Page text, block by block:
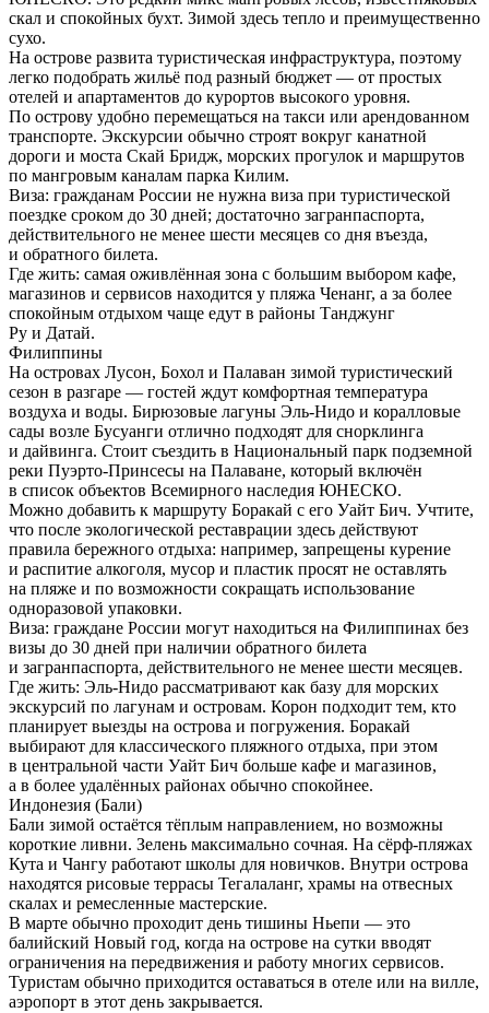
скал и спокойных бухт. Зимой здесь тепло и преимущественно
сухо.
На острове развита туристическая инфраструктура, поэтому
легко подобрать жильё под разный бюджет — от простых
отелей и апартаментов до курортов высокого уровня.
По острову удобно перемещаться на такси или арендованном
транспорте. Экскурсии обычно строят вокруг канатной
дороги и моста Скай Бридж, морских прогулок и маршрутов
по мангровым каналам парка Килим.
Виза: гражданам России не нужна виза при туристической
поездке сроком до 30 дней; достаточно загранпаспорта,
действительного не менее шести месяцев со дня въезда,
и обратного билета.
Где жить: самая оживлённая зона с большим выбором кафе,
магазинов и сервисов находится у пляжа Ченанг, а за более
спокойным отдыхом чаще едут в районы Танджунг
Ру и Датай.
Филиппины
На островах Лусон, Бохол и Палаван зимой туристический
сезон в разгаре — гостей ждут комфортная температура
воздуха и воды. Бирюзовые лагуны Эль-Нидо и коралловые
сады возле Бусуанги отлично подходят для снорклинга
и дайвинга. Стоит съездить в Национальный парк подземной
реки Пуэрто-Принсесы на Палаване, который включён
в список объектов Всемирного наследия ЮНЕСКО.
Можно добавить к маршруту Боракай с его Уайт Бич. Учтите,
что после экологической реставрации здесь действуют
правила бережного отдыха: например, запрещены курение
и распитие алкоголя, мусор и пластик просят не оставлять
на пляже и по возможности сокращать использование
одноразовой упаковки.
Виза: граждане России могут находиться на Филиппинах без
визы до 30 дней при наличии обратного билета
и загранпаспорта, действительного не менее шести месяцев.
Где жить: Эль-Нидо рассматривают как базу для морских
экскурсий по лагунам и островам. Корон подходит тем, кто
планирует выезды на острова и погружения. Боракай
выбирают для классического пляжного отдыха, при этом
в центральной части Уайт Бич больше кафе и магазинов,
а в более удалённых районах обычно спокойнее.
Индонезия (Бали)
Бали зимой остаётся тёплым направлением, но возможны
короткие ливни. Зелень максимально сочная. На сёрф-пляжах
Кута и Чангу работают школы для новичков. Внутри острова
находятся рисовые террасы Тегалаланг, храмы на отвесных
скалах и ремесленные мастерские.
В марте обычно проходит день тишины Ньепи — это
балийский Новый год, когда на острове на сутки вводят
ограничения на передвижения и работу многих сервисов.
Туристам обычно приходится оставаться в отеле или на вилле,
аэропорт в этот день закрывается.